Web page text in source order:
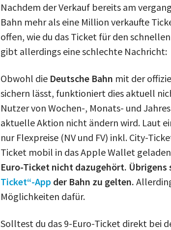
Nachdem der Verkauf bereits am
Bahn mehr als eine Million verkaufte
offen, wie du das Ticket für den
gibt allerdings eine schlechte Nachricht:
Obwohl die Deutsche Bahn mit der
sichern lässt, funktioniert dies aktuell
Nutzer von Wochen-, Monats- und
aktuelle Aktion nicht ändern wird. Laut
nur Flexpreise (NV und FV) inkl. City-
Ticket mobil in das Apple Wallet
Euro-Ticket nicht dazugehört.
Ticket“-App der Bahn zu gelten.
Möglichkeiten dafür.
Solltest du das 9-Euro-Ticket direkt bei